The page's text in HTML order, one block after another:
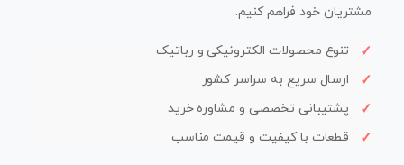
مشتریان خود فراهم کنیم.
تنوع محصولات الکترونیکی و رباتیک
ارسال سریع به سراسر کشور
پشتیبانی تخصصی و مشاوره خرید
قطعات با کیفیت و قیمت مناسب